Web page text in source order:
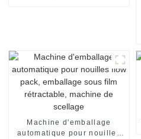
Machine d'emballage
automatique pour nouilles